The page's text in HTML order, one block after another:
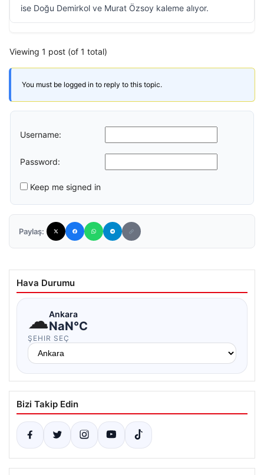
ise Doğu Demirkol ve Murat Özsoy kaleme alıyor.
Viewing 1 post (of 1 total)
You must be logged in to reply to this topic.
Username:
Password:
Keep me signed in
Paylaş:
Hava Durumu
☁Ankara
NaN°C
ŞEHIR SEÇ
Bizi Takip Edin